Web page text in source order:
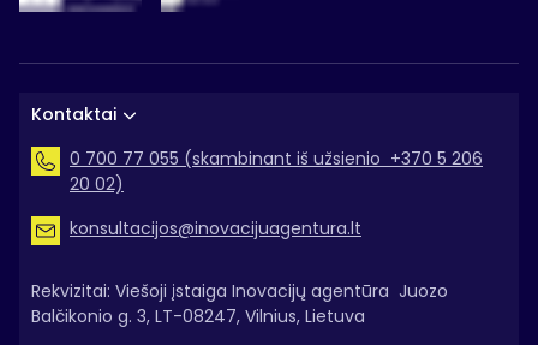
Kontaktai
0 700 77 055 (skambinant iš užsienio +370 5 206
20 02)
konsultacijos@inovacijuagentura.lt
Rekvizitai: Viešoji įstaiga Inovacijų agentūra Juozo
Balčikonio g. 3, LT-08247, Vilnius, Lietuva